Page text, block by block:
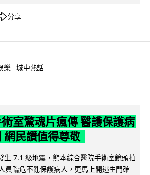
分享
樂 城中熱話
室驚魂片瘋傳 醫護保護病
網民讚值得尊敬
生 7.1 級地震，熊本綜合醫院手術室鏡頭拍
員臨危不亂保護病人，更馬上開逃生門確